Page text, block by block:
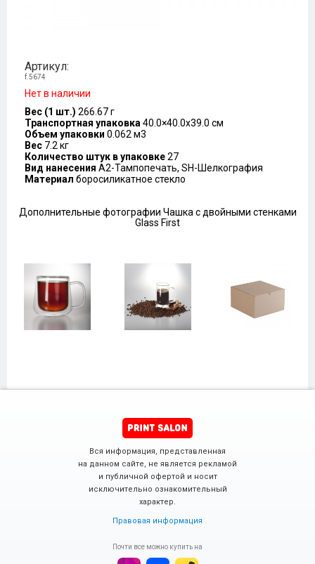
Артикул:
f.5674
Нет в наличии
Вес (1 шт.) 266.67 г
Транспортная упаковка 40.0×40.0x39.0 см
Объем упаковки 0.062 м3
Вес 7.2 кг
Количество штук в упаковке27
Вид нанесения A2-Тампопечать, SH-Шелкография
Материал боросиликатное стекло
Дополнительные фотографии Чашка с двойными стенками
Glass First
Вся информация, представленная
на данном сайте, не является рекламой
и публичной офертой и носит
исключительно ознакомительный
характер.
Правовая информация
Почти все можно купить на